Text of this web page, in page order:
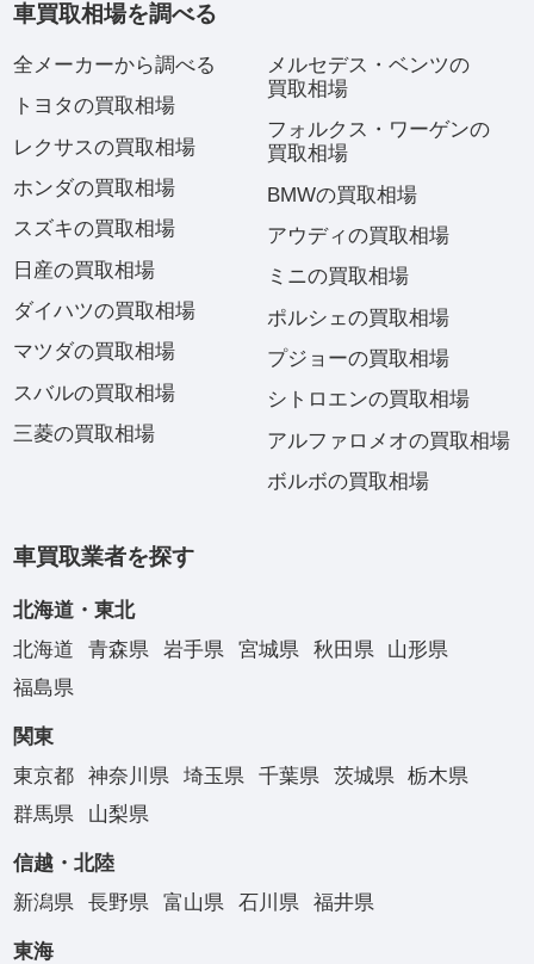
車買取相場を調べる
全メーカーから調べる
トヨタの買取相場
レクサスの買取相場
ホンダの買取相場
スズキの買取相場
日産の買取相場
ダイハツの買取相場
マツダの買取相場
スバルの買取相場
三菱の買取相場
メルセデス・ベンツの
買取相場
フォルクス・ワーゲンの
買取相場
BMWの買取相場
アウディの買取相場
ミニの買取相場
ポルシェの買取相場
プジョーの買取相場
シトロエンの買取相場
アルファロメオの買取相場
ボルボの買取相場
車買取業者を探す
北海道・東北
北海道
青森県 岩手県 宮城県 秋田県
山形県
福島県
関東
東京都
神奈川県 埼玉県 千葉県 茨城県
栃木県
群馬県
山梨県
信越・北陸
新潟県
長野県 富山県 石川県 福井県
東海